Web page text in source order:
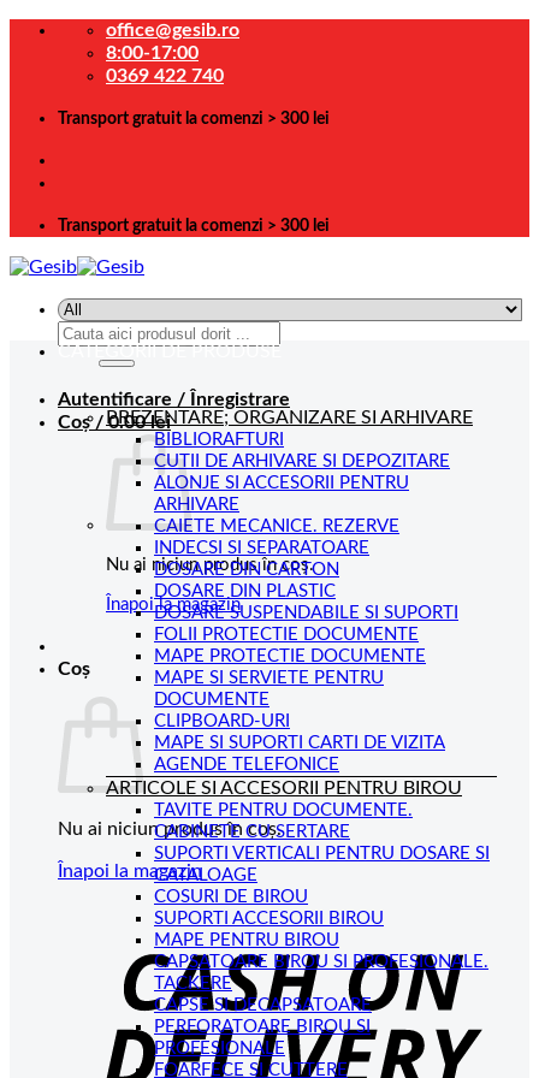
Skip
office@gesib.ro
8:00-17:00
0369 422 740
Transport gratuit la comenzi > 300 lei
Transport gratuit la comenzi > 300 lei
Caută
Autentificare / Înregistrare
Coș /0.00lei
Nu ai niciun produs în coș.
Înapoi la magazin
Coș
Nu ai niciun produs în coș.
Înapoi la magazin
CATEGORII DE PRODUSE
PREZENTARE; ORGANIZARE SI ARHIVARE
BIBLIORAFTURI
CUTII DE ARHIVARE SI DEPOZITARE
ALONJE SI ACCESORII PENTRU
ARHIVARE
CAIETE MECANICE. REZERVE
INDECSI SI SEPARATOARE
DOSARE DIN CARTON
DOSARE DIN PLASTIC
DOSARE SUSPENDABILE SI SUPORTI
FOLII PROTECTIE DOCUMENTE
MAPE PROTECTIE DOCUMENTE
MAPE SI SERVIETE PENTRU
DOCUMENTE
CLIPBOARD-URI
MAPE SI SUPORTI CARTI DE VIZITA
AGENDE TELEFONICE
ARTICOLE SI ACCESORII PENTRU BIROU
TAVITE PENTRU DOCUMENTE.
CABINETE CU SERTARE
SUPORTI VERTICALI PENTRU DOSARE SI
CATALOAGE
COSURI DE BIROU
SUPORTI ACCESORII BIROU
MAPE PENTRU BIROU
CAPSATOARE BIROU SI PROFESIONALE.
TACKERE
CAPSE SI DECAPSATOARE
PERFORATOARE BIROU SI
PROFESIONALE
FOARFECE SI CUTTERE